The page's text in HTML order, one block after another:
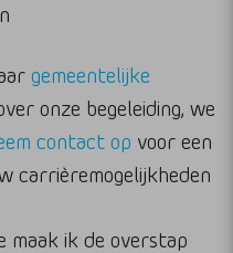
gemeentelijke
onze begeleiding, we
contact op voor een
carrièremogelijkheden
maak ik de overstap